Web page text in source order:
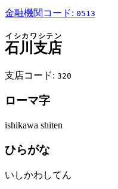
金融機関コード: 0513
石川支店
イシカワシテン
支店コード: 320
ローマ字
ishikawa shiten
ひらがな
いしかわしてん